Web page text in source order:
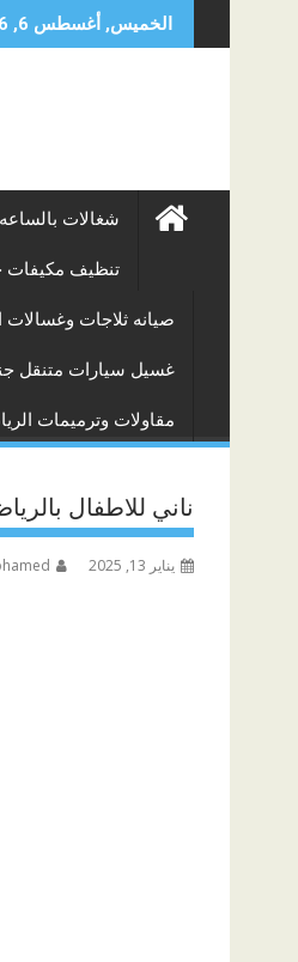
to
الخميس, أغسطس 6, 2026
شغالات
تنظيف مكيفات
صيانه ثلاجات
غسيل سيارات متنقل
مقاولات وترميمات
ناني للاطفال بالرياض
يناير 13, 2025